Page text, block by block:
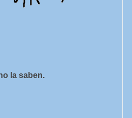
la saben.